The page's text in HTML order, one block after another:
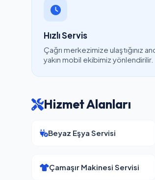
Hızlı Servis
Çağrı merkezimize ulaştığınız
yakın mobil ekibimiz yönlendirilir.
Hizmet Alanları
Beyaz Eşya Servisi
Çamaşır Makinesi Servisi